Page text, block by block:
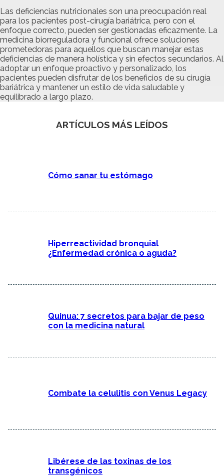
Las deficiencias nutricionales son una preocupación real
para los pacientes post-cirugía bariátrica, pero con el
enfoque correcto, pueden ser gestionadas eficazmente. La
medicina biorreguladora y funcional ofrece soluciones
prometedoras para aquellos que buscan manejar estas
deficiencias de manera holística y sin efectos secundarios. Al
adoptar un enfoque proactivo y personalizado, los
pacientes pueden disfrutar de los beneficios de su cirugía
bariátrica y mantener un estilo de vida saludable y
equilibrado a largo plazo.
ARTÍCULOS MÁS LEÍDOS
Cómo sanar tu estómago
Hiperreactividad bronquial
¿Enfermedad crónica o aguda?
Quinua: 7 secretos para bajar de peso
con la medicina natural
Combate la celulitis con Venus Legacy
Libérese de las toxinas de los
transgénicos